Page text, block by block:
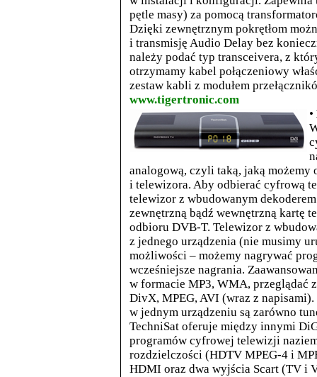
pętle masy) za pomocą
Dzięki zewnętrznym pokrętłom
i transmisję Audio Delay bez
należy podać typ transceivera, z
otrzymamy kabel połączeniowy
zestaw kabli z modułem
www.tigertronic.com
•
analogową, czyli taką, jaką możemy
i telewizora. Aby odbierać cyfrową
telewizor z wbudowanym
zewnętrzną bądź wewnętrzną kartę
odbioru DVB-T. Telewizor z
z jednego urządzenia (nie musimy
możliwości – możemy nagrywać
wcześniejsze nagrania.
w formacie MP3, WMA, przeglądać
DivX, MPEG, AVI (wraz z
w jednym urządzeniu są zarówno
TechniSat oferuje między innymi
programów cyfrowej telewizji
rozdzielczości (HDTV MPEG-4 i
HDMI oraz dwa wyjścia Scart (TV i